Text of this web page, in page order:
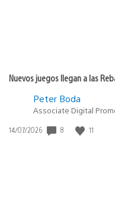
Nuevos juegos llegan a las
Peter Boda
Associate Digital
Fecha
14/07/2026 8 11